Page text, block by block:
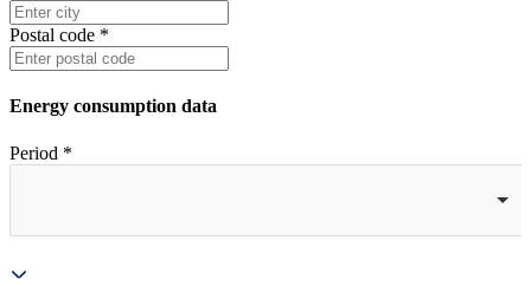
Postal code *
Energy consumption data
Period *